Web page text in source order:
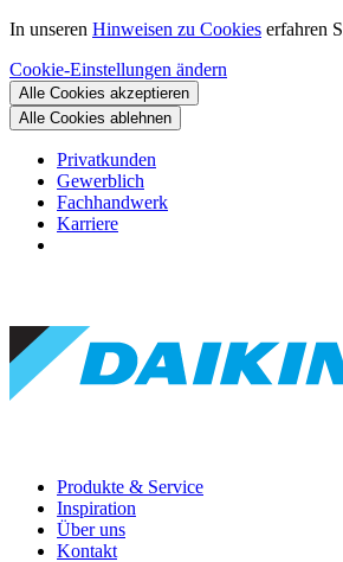
In unseren Hinweisen zu Cookies erfahren
Cookie-Einstellungen ändern
Alle Cookies akzeptieren
Alle Cookies ablehnen
Privatkunden
Gewerblich
Fachhandwerk
Karriere
Produkte & Service
Inspiration
Über uns
Kontakt